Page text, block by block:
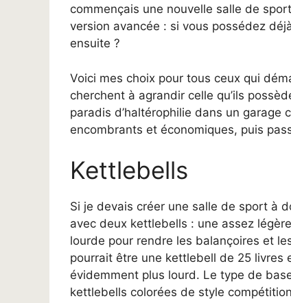
commençais une nouvelle salle de
version avancée : si vous possédez
ensuite ?
Voici mes choix pour tous ceux qui
cherchent à agrandir celle qu’ils
paradis d’haltérophilie dans un
encombrants et économiques, puis
Kettlebells
Si je devais créer une salle de sport à
avec deux kettlebells : une assez
lourde pour rendre les balançoires et
pourrait être une kettlebell de 25
évidemment plus lourd. Le type de
kettlebells colorées de style